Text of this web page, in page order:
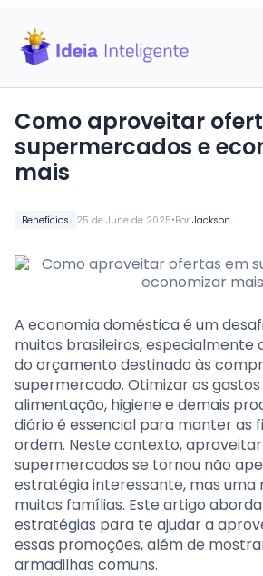
Benefícios 25 de June de 2025•Por Jackson
Como aproveitar
supermercados e
mais
A economia doméstica é um
muitos brasileiros, especialmente
do orçamento destinado às
supermercado. Otimizar os
alimentação, higiene e demais
diário é essencial para manter as
ordem. Neste contexto,
supermercados se tornou não
estratégia interessante, mas uma
muitas famílias. Este artigo
estratégias para te ajudar a
essas promoções, além de
armadilhas comuns.